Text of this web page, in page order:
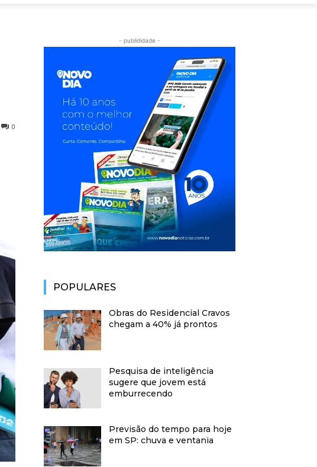
0
- publididade -
POPULARES
Obras do Residencial Cravos
chegam a 40% já prontos
Pesquisa de inteligência
sugere que jovem está
emburrecendo
Previsão do tempo para hoje
em SP: chuva e ventania